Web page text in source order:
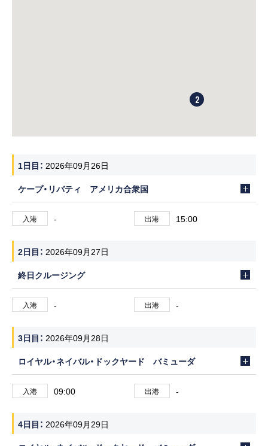
2
1日目
2026年09月26日
ケープ・リバティ アメリカ合衆国
入港 - 出港 15:00
2日目
2026年09月27日
終日クルージング
入港 - 出港 -
3日目
2026年09月28日
ロイヤル・ネイバル・ドックヤード バミューダ
入港 09:00 出港 -
4日目
2026年09月29日